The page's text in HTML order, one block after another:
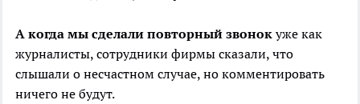
А когда мы сделали повторный звонок уже как
журналисты, сотрудники фирмы сказали, что
слышали о несчастном случае, но комментировать
ничего не будут.